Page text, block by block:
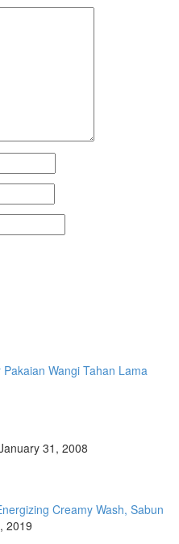
Wangi Tahan Lama
31, 2008
Creamy Wash, Sabun
2019